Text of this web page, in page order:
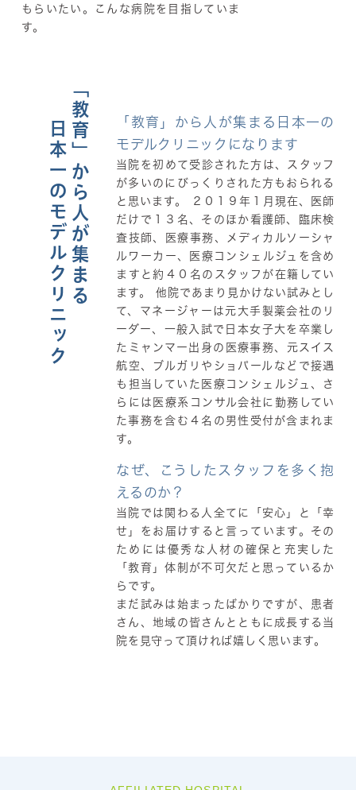
もらいたい。こんな病院を目指していま
す。
「教育」から人が集まる
日本一のモデルクリニック
「教育」から人が集まる日本一の
モデルクリニックになります
当院を初めて受診された方は、スタッフ
が多いのにびっくりされた方もおられる
と思います。 ２０１９年１月現在、医師
だけで１３名、そのほか看護師、臨床検
査技師、医療事務、メディカルソーシャ
ルワーカー、医療コンシェルジュを含め
ますと約４０名のスタッフが在籍してい
ます。 他院であまり見かけない試みとし
て、マネージャーは元大手製薬会社のリ
ーダー、一般入試で日本女子大を卒業し
たミャンマー出身の医療事務、元スイス
航空、ブルガリやショパールなどで接遇
も担当していた医療コンシェルジュ、さ
らには医療系コンサル会社に勤務してい
た事務を含む４名の男性受付が含まれま
す。
なぜ、こうしたスタッフを多く抱
えるのか？
当院では関わる人全てに「安心」と「幸
せ」をお届けすると言っています。その
ためには優秀な人材の確保と充実した
「教育」体制が不可欠だと思っているか
らです。
まだ試みは始まったばかりですが、患者
さん、地域の皆さんとともに成長する当
院を見守って頂ければ嬉しく思います。